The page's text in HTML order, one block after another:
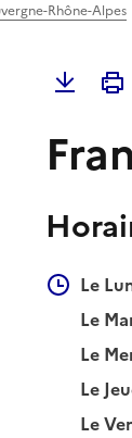
Rhône-Alpes
Le
Le
Le
Le
Le